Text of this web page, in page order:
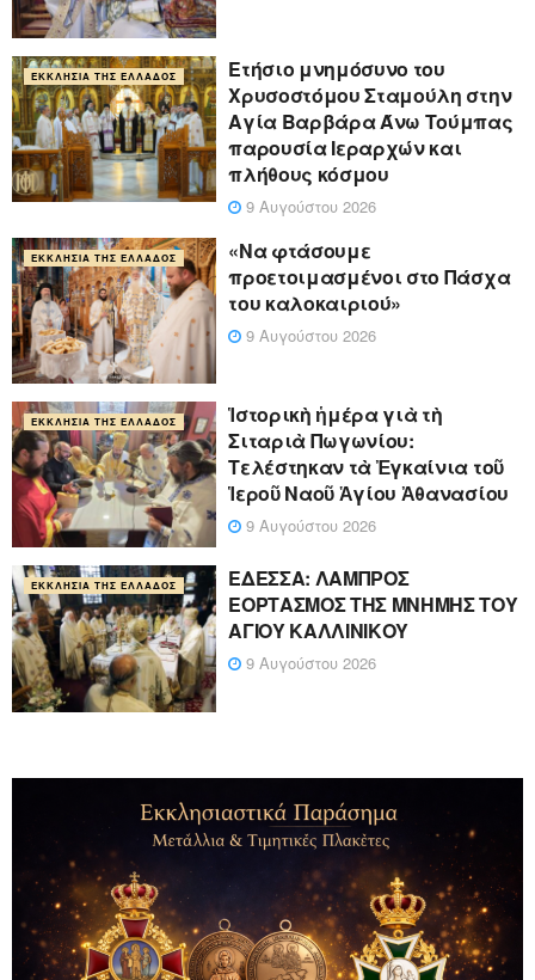
ΕΚΚΛΗΣΊΑ ΤΗΣ ΕΛΛΆΔΟΣ
Ετήσιο μνημόσυνο του
Χρυσοστόμου Σταμούλη στην
Αγία Βαρβάρα Άνω Τούμπας
παρουσία Ιεραρχών και
πλήθους κόσμου
9 Αυγούστου 2026
ΕΚΚΛΗΣΊΑ ΤΗΣ ΕΛΛΆΔΟΣ
«Να φτάσουμε
προετοιμασμένοι στο Πάσχα
του καλοκαιριού»
9 Αυγούστου 2026
ΕΚΚΛΗΣΊΑ ΤΗΣ ΕΛΛΆΔΟΣ
Ἱστορικὴ ἡμέρα γιὰ τὴ
Σιταριὰ Πωγωνίου:
Τελέστηκαν τὰ Ἐγκαίνια τοῦ
Ἱεροῦ Ναοῦ Ἁγίου Ἀθανασίου
9 Αυγούστου 2026
ΕΚΚΛΗΣΊΑ ΤΗΣ ΕΛΛΆΔΟΣ
ΕΔΕΣΣΑ: ΛΑΜΠΡΟΣ
ΕΟΡΤΑΣΜΟΣ ΤΗΣ ΜΝΗΜΗΣ ΤΟΥ
ΑΓΙΟΥ ΚΑΛΛΙΝΙΚΟΥ
9 Αυγούστου 2026